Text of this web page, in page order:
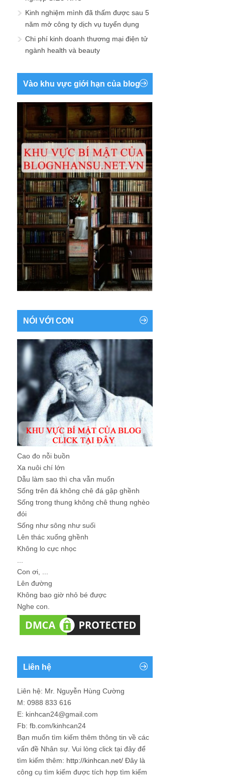
Kinh nghiệm mình đã thấm được sau 5
năm mở công ty dịch vụ tuyển dụng
Chi phí kinh doanh thương mại điện tử
ngành health và beauty
Vào khu vực giới hạn của blog
NÓI VỚI CON
Cao đo nỗi buồn
Xa nuôi chí lớn
Dẫu làm sao thì cha vẫn muốn
Sống trên đá không chê đá gập ghềnh
Sống trong thung không chê thung nghèo
đói
Sống như sông như suối
Lên thác xuống ghềnh
Không lo cực nhọc
Con ơi, ...
Lên đường
Không bao giờ nhỏ bé được
Nghe con.
Liên hệ
Liên hệ: Mr. Nguyễn Hùng Cường
M: 0988 833 616
E: kinhcan24@gmail.com
Fb: fb.com/kinhcan24
Bạn muốn tìm kiếm thêm thông tin về các
vấn đề Nhân sự . Vui lòng click tại đây để
tìm kiếm thêm: http://kinhcan.net/ Đây là
công cụ tìm kiếm được tích hợp tìm kiếm